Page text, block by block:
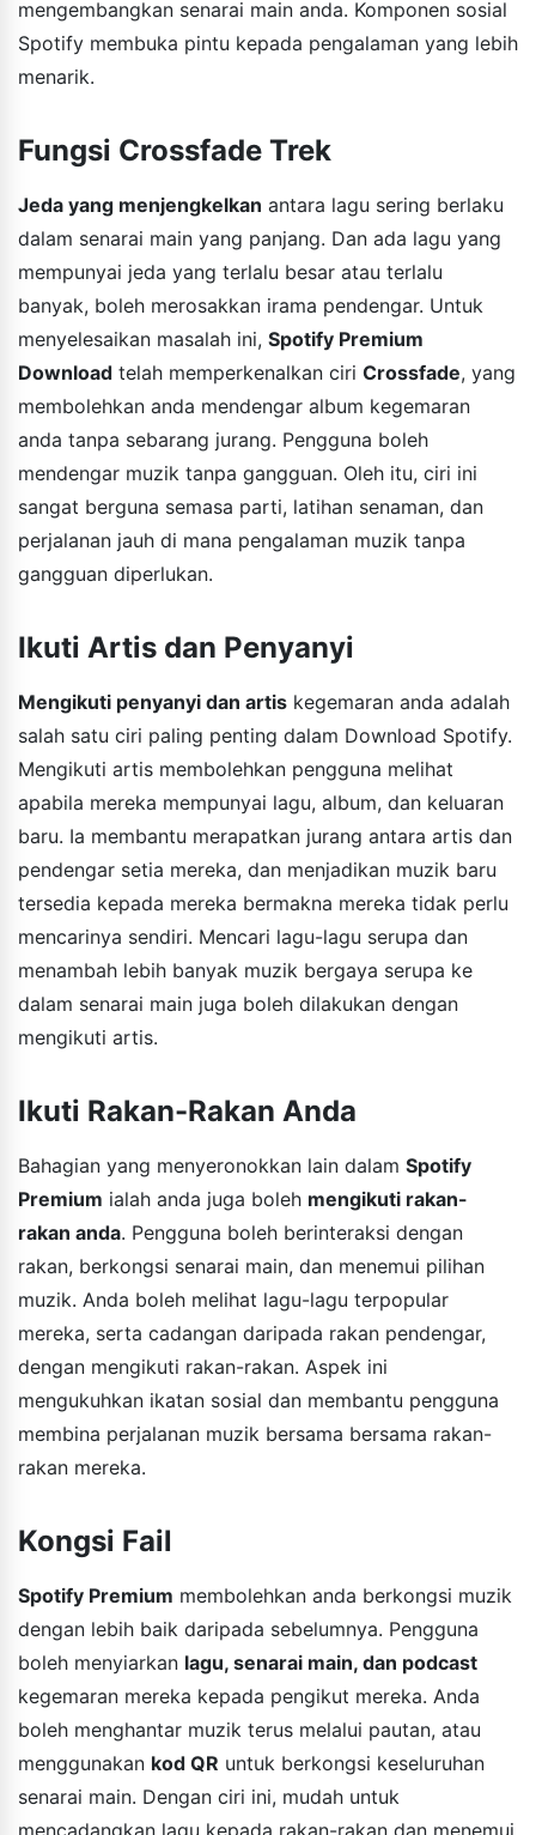
mengembangkan senarai main anda. Komponen sosial
Spotify membuka pintu kepada pengalaman yang lebih
menarik.
Fungsi Crossfade Trek
Jeda yang menjengkelkan antara lagu sering berlaku
dalam senarai main yang panjang. Dan ada lagu yang
mempunyai jeda yang terlalu besar atau terlalu
banyak, boleh merosakkan irama pendengar. Untuk
menyelesaikan masalah ini, Spotify Premium
Download telah memperkenalkan ciri Crossfade, yang
membolehkan anda mendengar album kegemaran
anda tanpa sebarang jurang. Pengguna boleh
mendengar muzik tanpa gangguan. Oleh itu, ciri ini
sangat berguna semasa parti, latihan senaman, dan
perjalanan jauh di mana pengalaman muzik tanpa
gangguan diperlukan.
Ikuti Artis dan Penyanyi
Mengikuti penyanyi dan artis kegemaran anda adalah
salah satu ciri paling penting dalam Download Spotify.
Mengikuti artis membolehkan pengguna melihat
apabila mereka mempunyai lagu, album, dan keluaran
baru. Ia membantu merapatkan jurang antara artis dan
pendengar setia mereka, dan menjadikan muzik baru
tersedia kepada mereka bermakna mereka tidak perlu
mencarinya sendiri. Mencari lagu-lagu serupa dan
menambah lebih banyak muzik bergaya serupa ke
dalam senarai main juga boleh dilakukan dengan
mengikuti artis.
Ikuti Rakan-Rakan Anda
Bahagian yang menyeronokkan lain dalam Spotify
Premium ialah anda juga boleh mengikuti rakan-
rakan anda. Pengguna boleh berinteraksi dengan
rakan, berkongsi senarai main, dan menemui pilihan
muzik. Anda boleh melihat lagu-lagu terpopular
mereka, serta cadangan daripada rakan pendengar,
dengan mengikuti rakan-rakan. Aspek ini
mengukuhkan ikatan sosial dan membantu pengguna
membina perjalanan muzik bersama bersama rakan-
rakan mereka.
Kongsi Fail
Spotify Premium membolehkan anda berkongsi muzik
dengan lebih baik daripada sebelumnya. Pengguna
boleh menyiarkan lagu, senarai main, dan podcast
kegemaran mereka kepada pengikut mereka. Anda
boleh menghantar muzik terus melalui pautan, atau
menggunakan kod QR untuk berkongsi keseluruhan
senarai main. Dengan ciri ini, mudah untuk
mencadangkan lagu kepada rakan-rakan dan menemui